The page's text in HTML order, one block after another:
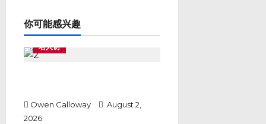
t
i
o
n
你可能感兴趣
名人访
Owen Calloway
August 2,
2026